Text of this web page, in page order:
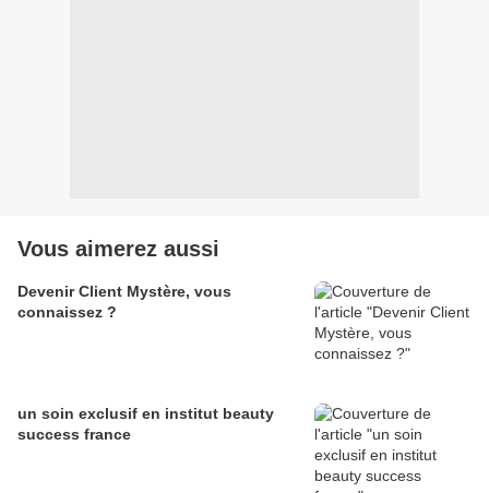
Vous aimerez aussi
Devenir Client Mystère, vous
connaissez ?
un soin exclusif en institut beauty
success france